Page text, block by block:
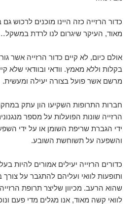
כדור הרזייה כזה היינו מוכנים לרכוש
מאוד, העיקר שיגרום לנו לרדת
אולם כיום, לא קיים כדור הרזייה אשר
בקלות וללא מאמץ. וודאי ובוודאי שלא
מרשם אשר פועל בצורה יעילה ומעשית.
חברות התרופות השקיעו הון עתק
הרזייה שונות הפועלות על מספר
ידי הגברת שריפת השומן או על ידי
והשפעה על תשוחשת השובע.
כדורים הרזייה יעילים אמורים להיות
ותופעות לוואי ועליהם להתגבר על צורך
שהוא הרעב. מכיוון שליצר תרופת
לוואי קשה מאוד, אנו מגלים מדי פעם